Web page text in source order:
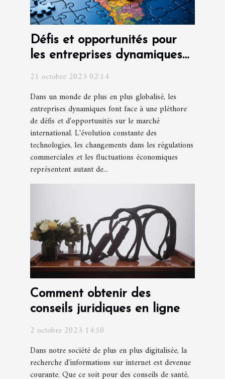
Défis et opportunités pour
les entreprises dynamiques
sur le marché international
21 octobre 2023 02:14
Dans un monde de plus en plus globalisé, les
entreprises dynamiques font face à une pléthore
de défis et d'opportunités sur le marché
international. L'évolution constante des
technologies, les changements dans les régulations
commerciales et les fluctuations économiques
représentent autant de...
Comment obtenir des
conseils juridiques en ligne
2 octobre 2023 14:50
Dans notre société de plus en plus digitalisée, la
recherche d'informations sur internet est devenue
courante. Que ce soit pour des conseils de santé,